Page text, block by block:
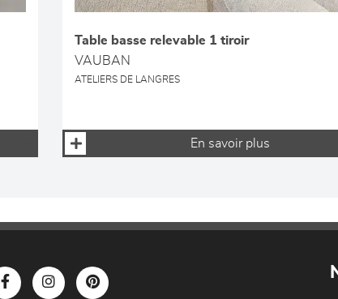
Table basse relevable 1 tiroir
VAUBAN
ATELIERS DE LANGRES
En savoir plus